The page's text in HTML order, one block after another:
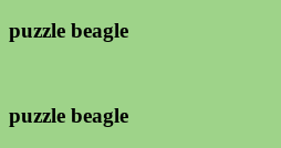
puzzle beagle
puzzle beagle